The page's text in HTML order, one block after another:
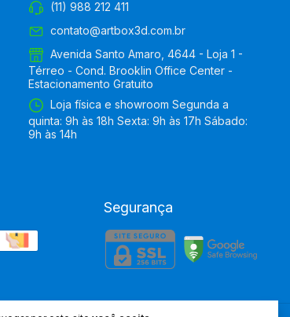
(11) 988 212 411
contato@artbox3d.com.br
Avenida Santo Amaro, 4644 - Loja 1 -
Térreo - Cond. Brooklin Office Center -
Estacionamento Gratuito
Loja física e showroom Segunda a
quinta: 9h às 18h Sexta: 9h às 17h Sábado:
9h às 14h
Segurança